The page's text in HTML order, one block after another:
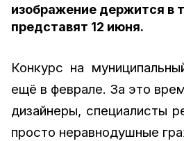
изображение держится в
представят 12 июня.
Конкурс на
ещё в феврале. За это
дизайнеры, специалисты
просто неравнодушные